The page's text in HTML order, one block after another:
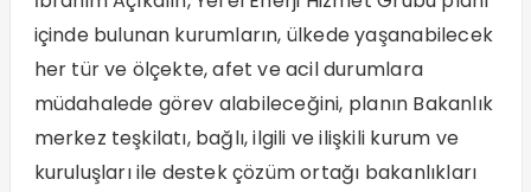
içinde bulunan kurumların, ülkede yaşanabilecek
her tür ve ölçekte, afet ve acil durumlara
müdahalede görev alabileceğini, planın Bakanlık
merkez teşkilatı, bağlı, ilgili ve ilişkili kurum ve
kuruluşları ile destek çözüm ortağı bakanlıkları